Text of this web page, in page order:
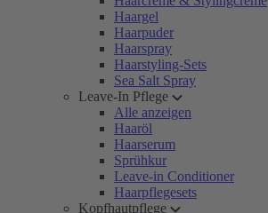
Haargel
Haarpuder
Haarspray
Haarstyling-Sets
Sea Salt Spray
Leave-In Pflege
Alle anzeigen
Haaröl
Haarserum
Sprühkur
Leave-in Conditioner
Haarpflegesets
Kopfhautpflege